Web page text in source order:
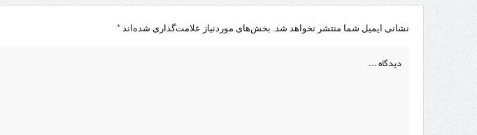
نشانی ایمیل شما منتشر نخواهد شد. بخش‌های موردنیاز علامت‌گذاری شده‌اند*